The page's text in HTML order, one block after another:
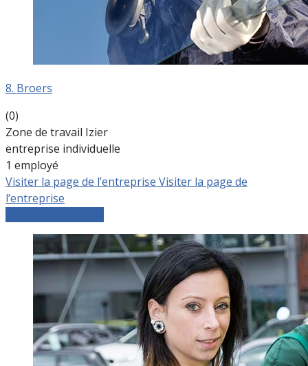
8. Broers
(0)
Zone de travail Izier
entreprise individuelle
1 employé
Visiter la page de l’entreprise Visiter la page de
l’entreprise